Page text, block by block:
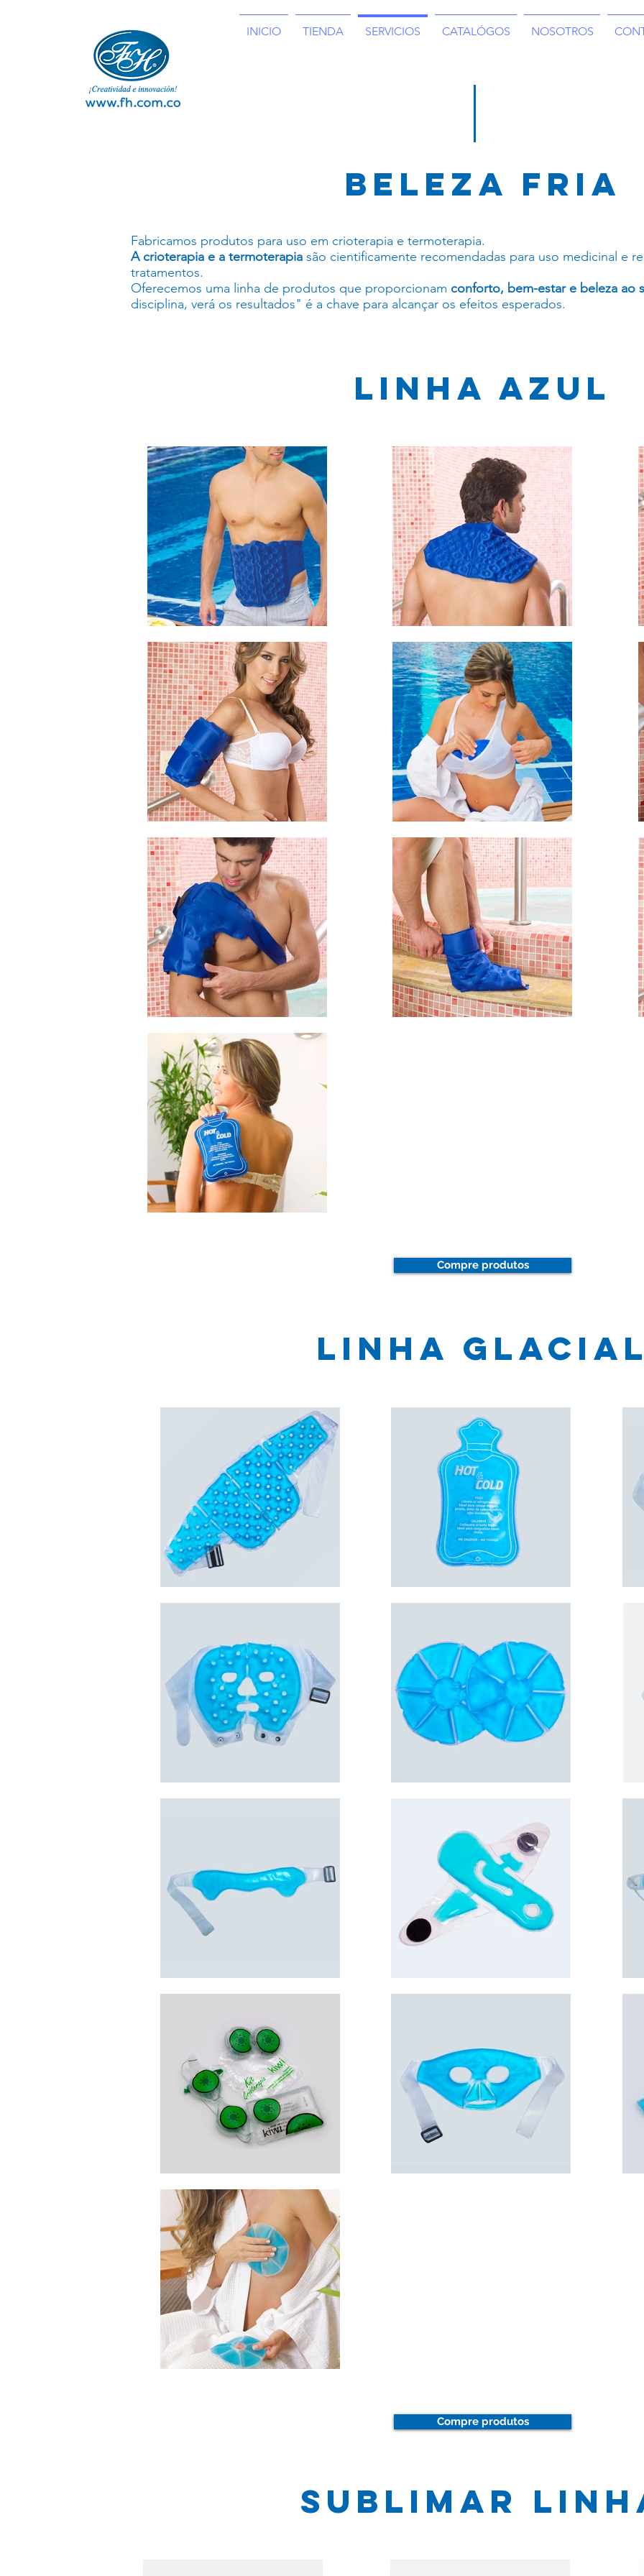
INICIO TIENDA SERVICIOS CATALÓGOS NOSOTROS
BELEZA FRIA
Fabricamos produtos para uso em crioterapia e termoterapia.
A crioterapia e a termoterapia são cientificamente recomendadas para uso medicinal e
tratamentos.
Oferecemos uma linha de produtos que proporcionam conforto, bem-estar e beleza ao
disciplina, verá os resultados" é a chave para alcançar os efeitos esperados.
Linha Azul
Compre produtos
Linha
Compre produtos
SUBLIMAR